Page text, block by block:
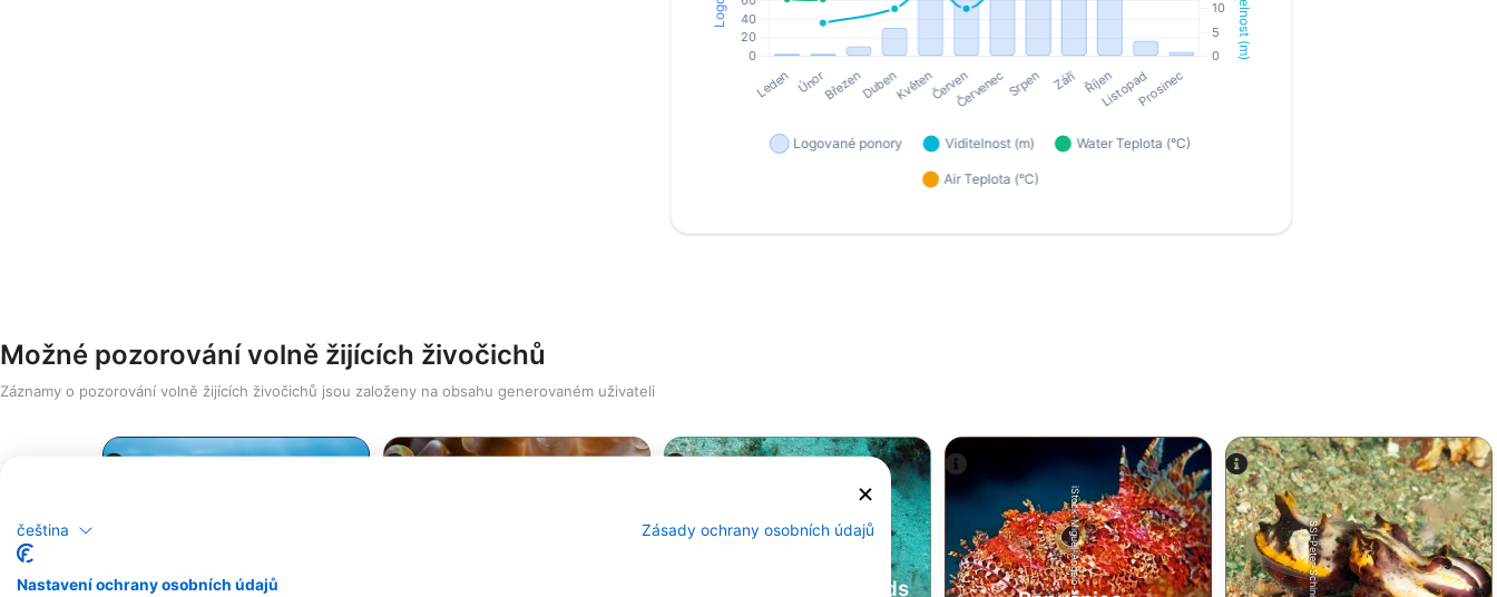
Možné pozorování volně žijících živočichů
Záznamy o pozorování volně žijících živočichů jsou založeny na obsahu generovaném uživateli
Alamy/Reinhard Dirscherl SSI-Peter-Schinck
Štítníkovití - Gurnards iStock-Miguel-Angelo-Silva. SSI-Peter-Schinck
čeština Zásady ochrany osobních údajů
Nastavení ochrany osobních údajů